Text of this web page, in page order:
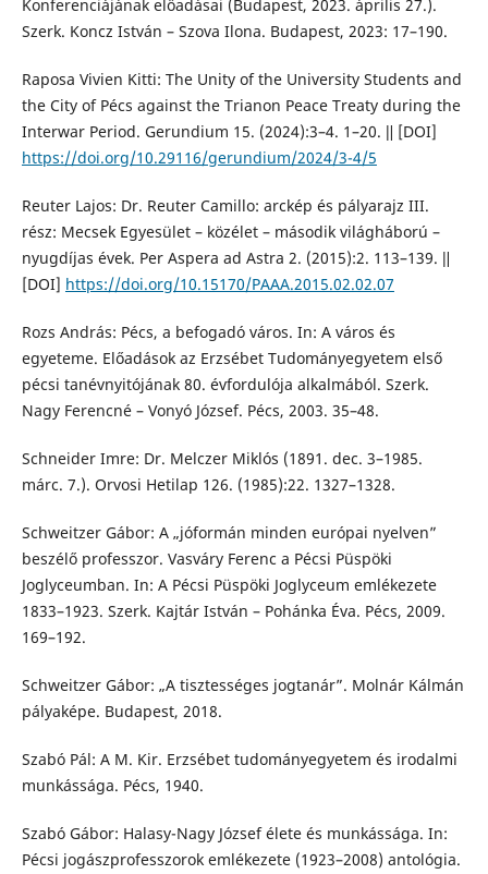
Konferenciájának előadásai (Budapest, 2023. április 27.).
Szerk. Koncz István – Szova Ilona. Budapest, 2023: 17–190.
Raposa Vivien Kitti: The Unity of the University Students and
the City of Pécs against the Trianon Peace Treaty during the
Interwar Period. Gerundium 15. (2024):3–4. 1–20. ǁ [DOI]
https://doi.org/10.29116/gerundium/2024/3-4/5
Reuter Lajos: Dr. Reuter Camillo: arckép és pályarajz III.
rész: Mecsek Egyesület – közélet – második világháború –
nyugdíjas évek. Per Aspera ad Astra 2. (2015):2. 113–139. ǁ
[DOI] https://doi.org/10.15170/PAAA.2015.02.02.07
Rozs András: Pécs, a befogadó város. In: A város és
egyeteme. Előadások az Erzsébet Tudományegyetem első
pécsi tanévnyitójának 80. évfordulója alkalmából. Szerk.
Nagy Ferencné – Vonyó József. Pécs, 2003. 35–48.
Schneider Imre: Dr. Melczer Miklós (1891. dec. 3–1985.
márc. 7.). Orvosi Hetilap 126. (1985):22. 1327–1328.
Schweitzer Gábor: A „jóformán minden európai nyelven”
beszélő professzor. Vasváry Ferenc a Pécsi Püspöki
Joglyceumban. In: A Pécsi Püspöki Joglyceum emlékezete
1833–1923. Szerk. Kajtár István – Pohánka Éva. Pécs, 2009.
169–192.
Schweitzer Gábor: „A tisztességes jogtanár”. Molnár Kálmán
pályaképe. Budapest, 2018.
Szabó Pál: A M. Kir. Erzsébet tudományegyetem és irodalmi
munkássága. Pécs, 1940.
Szabó Gábor: Halasy-Nagy József élete és munkássága. In:
Pécsi jogászprofesszorok emlékezete (1923–2008) antológia.